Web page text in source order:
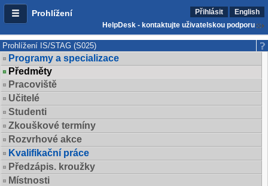
Prohlížení Přihlásit
English
HelpDesk - kontaktujte uživatelskou podporu
Prohlížení IS/STAG (S025)
Programy a specializace
Předměty
Pracoviště
Učitelé
Studenti
Zkouškové termíny
Rozvrhové akce
Kvalifikační práce
Předzápis. kroužky
Místnosti